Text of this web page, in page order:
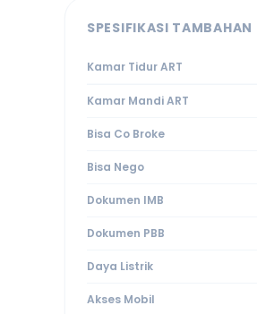
SPESIFIKASI TAMBAHAN
Kamar Tidur ART
Kamar Mandi ART
Bisa Co Broke
Bisa Nego
Dokumen IMB
Dokumen PBB
Daya Listrik
Akses Mobil